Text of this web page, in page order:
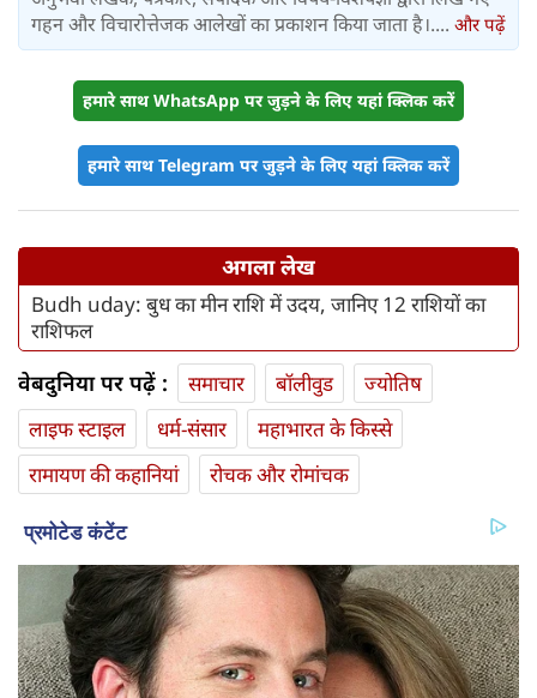
Top News 6 August: चांद से
टकराया SpaceX Falcon 9, शेख
हसीना की घर वापसी का ऐलान, MP में बस
किराया बढ़ा
लेखक के बारे में
अनुभवी लेखक, पत्रकार, संपादक और विषय-विशेषज्ञों द्वारा लिखे गए
गहन और विचारोत्तेजक आलेखों का प्रकाशन किया जाता है।....
हमारे साथ WhatsApp पर जुड़ने के लिए यहां क्लिक करें
हमारे साथ Telegram पर जुड़ने के लिए यहां क्लिक करें
अगला लेख
Budh uday: बुध का मीन राशि में उदय, जानिए 12 राशियों का
राशिफल
वेबदुनिया पर पढ़ें : समाचार बॉलीवुड
ज्योतिष